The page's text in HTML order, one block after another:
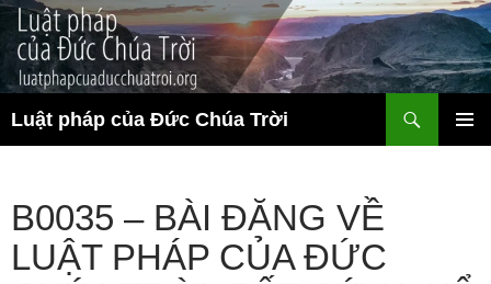
Chuyển
đến
nội
dung
Luật pháp của Đức Chúa Trời
kiếm
B0035 – BÀI ĐĂNG VỀ
LUẬT PHÁP CỦA ĐỨC